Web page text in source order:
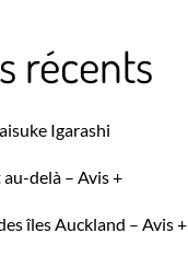
récents
Igarashi
au-delà – Avis +
îles Auckland – Avis +